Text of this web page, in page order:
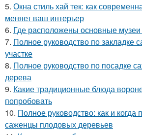
5. Окна стиль хай тек: как
меняет ваш интерьер
6. Где расположены основные
7. Полное руководство по закладке
участке
8. Полное руководство по посадке
дерева
9. Какие традиционные блюда
попробовать
10. Полное руководство: как и когда
саженцы плодовых деревьев